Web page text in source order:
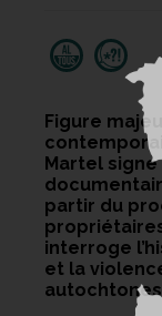
Figure
Martel signe
partir du
interroge
et la
autochtones